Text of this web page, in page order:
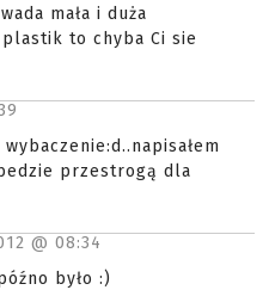
mała i duża
plastik to chyba Ci sie
przestrogą dla
@ 08:34
było :)